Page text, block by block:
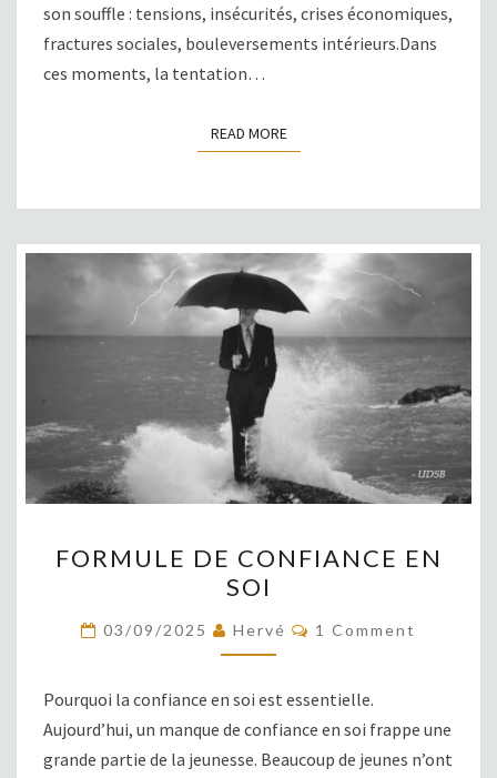
son souffle : tensions, insécurités, crises économiques,
fractures sociales, bouleversements intérieurs.Dans
ces moments, la tentation…
READ MOREREAD MORE
DE
CONFIANCE
EN
SOI
FORMULE DE CONFIANCE EN
SOI
03/09/2025 Hervé COMMENTS
1 Comment
Pourquoi la confiance en soi est essentielle.
Aujourd’hui, un manque de confiance en soi frappe une
grande partie de la jeunesse. Beaucoup de jeunes n’ont